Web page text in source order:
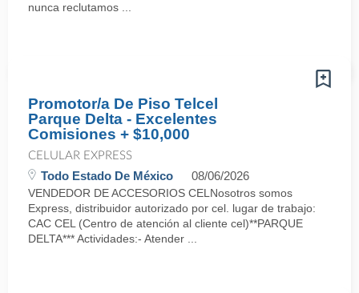
nunca reclutamos ...
Promotor/a De Piso Telcel
Parque Delta - Excelentes
Comisiones + $10,000
CELULAR EXPRESS
Todo Estado De México 08/06/2026
VENDEDOR DE ACCESORIOS CELNosotros somos
Express, distribuidor autorizado por cel. lugar de trabajo:
CAC CEL (Centro de atención al cliente cel)**PARQUE
DELTA*** Actividades:- Atender ...